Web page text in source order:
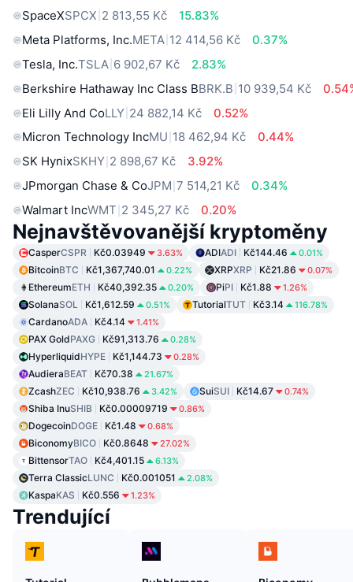
SpaceXSPCX 2 813,55 Kč
15.83%
Meta Platforms, Inc.META 12 414,56 Kč
0.37%
Tesla, Inc.TSLA 6 902,67 Kč
2.83%
Berkshire Hathaway Inc Class BBRK.B 10 939,54 Kč
Eli Lilly And CoLLY 24 882,14 Kč
0.52%
Micron Technology IncMU 18 462,94 Kč
0.44%
SK HynixSKHY 2 898,67 Kč
3.92%
JPmorgan Chase & CoJPM 7 514,21 Kč
0.34%
Walmart IncWMT 2 345,27 Kč 0.20%
Nejnavštěvovanější kryptoměny
CasperCSPR Kč0.03949 3.63% ADIADI Kč144.46 0.01%
BitcoinBTC Kč1,367,740.01 0.22% XRPXRP Kč21.86 0.07%
EthereumETH Kč40,392.35 0.20% PiPI Kč1.88 1.26%
SolanaSOL Kč1,612.59 0.51% TutorialTUT Kč3.14 116.78%
CardanoADA Kč4.14 1.41%
PAX GoldPAXG Kč91,313.76 0.28%
HyperliquidHYPE Kč1,144.73 0.28%
AudieraBEAT Kč70.38 21.67%
ZcashZEC Kč10,938.76 3.42% SuiSUI Kč14.67 0.74%
Shiba InuSHIB Kč0.00009719 0.86%
DogecoinDOGE Kč1.48 0.68%
BiconomyBICO Kč0.8648 27.02%
BittensorTAO Kč4,401.15 6.13%
Terra ClassicLUNC Kč0.001051 2.08%
KaspaKAS Kč0.556 1.23%
Trendující